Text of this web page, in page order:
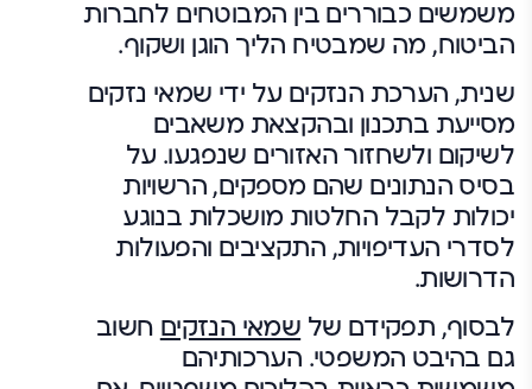
משמשים כבוררים בין המבוטחים לחברות
הביטוח, מה שמבטיח הליך הוגן ושקוף.
שנית, הערכת הנזקים על ידי שמאי נזקים
מסייעת בתכנון ובהקצאת משאבים
לשיקום ולשחזור האזורים שנפגעו. על
בסיס הנתונים שהם מספקים, הרשויות
יכולות לקבל החלטות מושכלות בנוגע
לסדרי העדיפויות, התקציבים והפעולות
הדרושות.
לבסוף, תפקידם של שמאי הנזקים חשוב
גם בהיבט המשפטי. הערכותיהם